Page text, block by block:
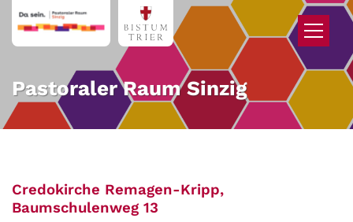
Zum Inhalt springen
Pastoraler Raum Sinzig
Credokirche Remagen-Kripp,
Baumschulenweg 13